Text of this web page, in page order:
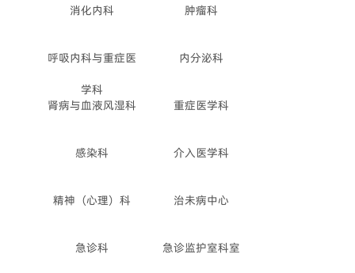
消化内科 肿瘤科
呼吸内科与重症医
学科
内分泌科
肾病与血液风湿科 重症医学科
感染科 介入医学科
精神（心理）科 治未病中心
急诊科 急诊监护室科室